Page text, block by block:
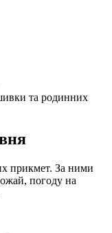
та родинних
прикмет. За ними
погоду на